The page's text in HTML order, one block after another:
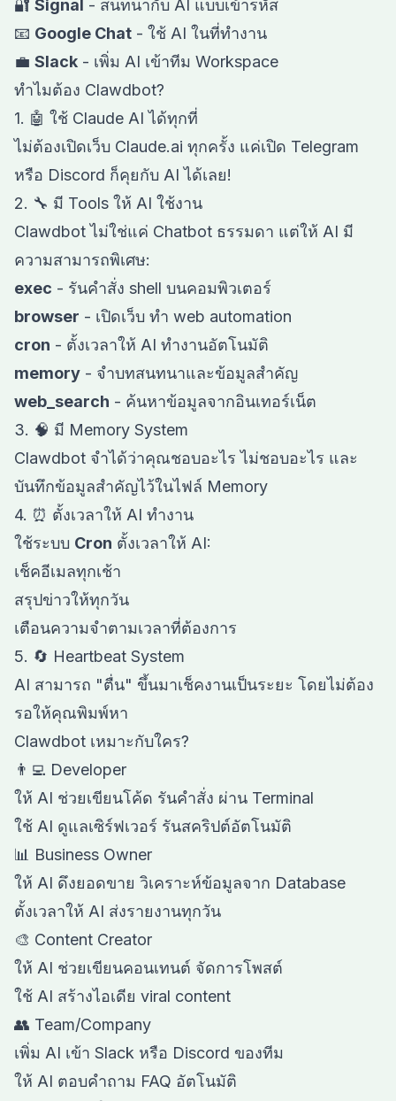
🔐 Signal - สนทนากับ AI แบบเข้ารหัส
📧 Google Chat - ใช้ AI ในที่ทำงาน
💼 Slack - เพิ่ม AI เข้าทีม Workspace
ทำไมต้อง Clawdbot?
1. 🤖 ใช้ Claude AI ได้ทุกที่
ไม่ต้องเปิดเว็บ Claude.ai ทุกครั้ง แค่เปิด Telegram
หรือ Discord ก็คุยกับ AI ได้เลย!
2. 🔧 มี Tools ให้ AI ใช้งาน
Clawdbot ไม่ใช่แค่ Chatbot ธรรมดา แต่ให้ AI มี
ความสามารถพิเศษ:
exec - รันคำสั่ง shell บนคอมพิวเตอร์
browser - เปิดเว็บ ทำ web automation
cron - ตั้งเวลาให้ AI ทำงานอัตโนมัติ
memory - จำบทสนทนาและข้อมูลสำคัญ
web_search - ค้นหาข้อมูลจากอินเทอร์เน็ต
3. 🧠 มี Memory System
Clawdbot จำได้ว่าคุณชอบอะไร ไม่ชอบอะไร และ
บันทึกข้อมูลสำคัญไว้ในไฟล์ Memory
4. ⏰ ตั้งเวลาให้ AI ทำงาน
ใช้ระบบ Cron ตั้งเวลาให้ AI:
เช็คอีเมลทุกเช้า
สรุปข่าวให้ทุกวัน
เตือนความจำตามเวลาที่ต้องการ
5. 🔄 Heartbeat System
AI สามารถ "ตื่น" ขึ้นมาเช็คงานเป็นระยะ โดยไม่ต้อง
รอให้คุณพิมพ์หา
Clawdbot เหมาะกับใคร?
👨‍💻 Developer
ให้ AI ช่วยเขียนโค้ด รันคำสั่ง ผ่าน Terminal
ใช้ AI ดูแลเซิร์ฟเวอร์ รันสคริปต์อัตโนมัติ
📊 Business Owner
ให้ AI ดึงยอดขาย วิเคราะห์ข้อมูลจาก Database
ตั้งเวลาให้ AI ส่งรายงานทุกวัน
🎨 Content Creator
ให้ AI ช่วยเขียนคอนเทนต์ จัดการโพสต์
ใช้ AI สร้างไอเดีย viral content
👥 Team/Company
เพิ่ม AI เข้า Slack หรือ Discord ของทีม
ให้ AI ตอบคำถาม FAQ อัตโนมัติ